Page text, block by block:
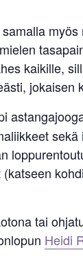
kaikille,
jokaisen
tai
Heidi